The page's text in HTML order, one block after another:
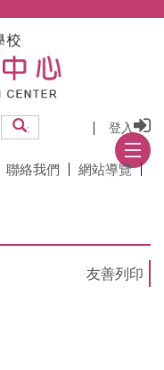
搜尋 登入
聯絡我們 網站導覽